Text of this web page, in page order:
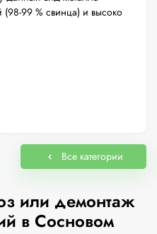
(98-99 % свинца) и высоко
Все категории
или демонтаж
в Сосновом